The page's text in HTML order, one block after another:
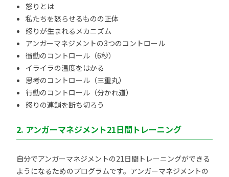
怒りとは
私たちを怒らせるものの正体
怒りが生まれるメカニズム
アンガーマネジメントの3つのコントロール
衝動のコントロール（6秒）
イライラの温度をはかる
思考のコントロール（三重丸）
行動のコントロール（分かれ道）
怒りの連鎖を断ち切ろう
2. アンガーマネジメント21日間トレーニング
自分でアンガーマネジメントの21日間トレーニングができる
ようになるためのプログラムです。アンガーマネジメントの